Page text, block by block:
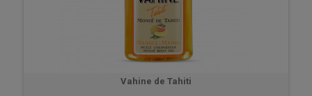
Vahine de Tahiti